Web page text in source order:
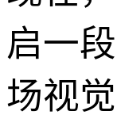
启一
场视